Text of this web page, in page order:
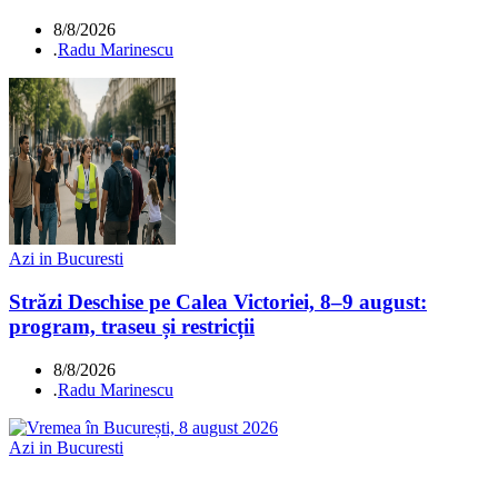
8/8/2026
.Radu Marinescu
Azi in Bucuresti
Străzi Deschise pe Calea Victoriei, 8–9 august:
program, traseu și restricții
8/8/2026
.Radu Marinescu
Azi in Bucuresti